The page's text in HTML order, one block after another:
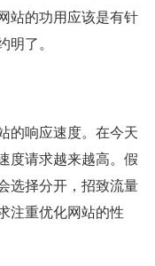
站的功用应该是有针
明了。
的响应速度。在今天
度请求越来越高。假
选择分开，招致流量
注重优化网站的性